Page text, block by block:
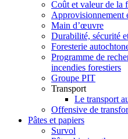
Coût et valeur de la
Approvisionnement
Main d’œuvre
Durabilité, sécurité
Foresterie
Programme de
incendies forestiers
Groupe PIT
Transport
Le transport
Offensive de
Pâtes et papiers
Survol